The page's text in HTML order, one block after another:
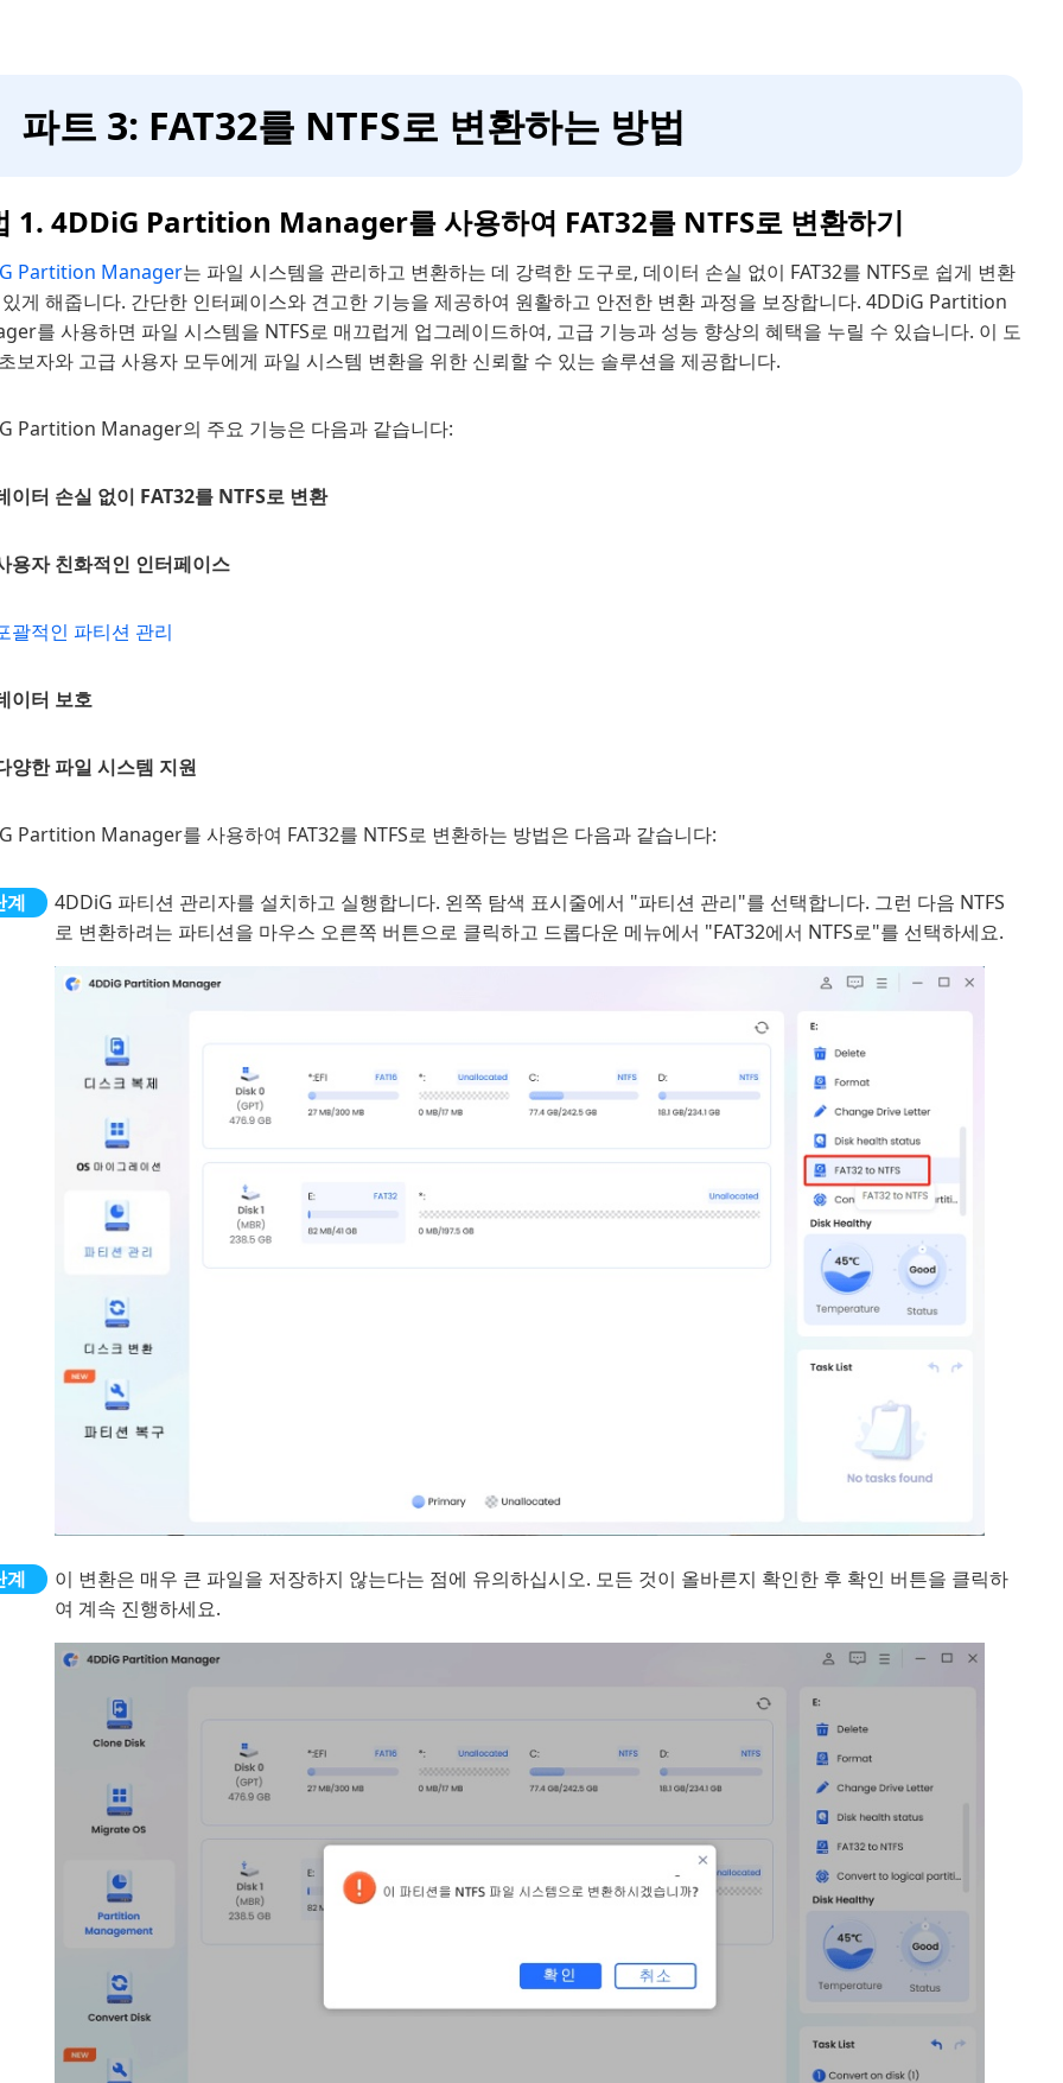
파트 3: FAT32를 NTFS로 변환하는 방법
1. 4DDiG Partition Manager를 사용하여 FAT32를 NTFS로 변환하기
Partition Manager는 파일 시스템을 관리하고 변환하는 데 강력한 도구로, 데이터 손실 없이 FAT32를 NTFS로 쉽게 변환
게 해줍니다. 간단한 인터페이스와 견고한 기능을 제공하여 원활하고 안전한 변환 과정을 보장합니다. 4DDiG Partition
를 사용하면 파일 시스템을 NTFS로 매끄럽게 업그레이드하여, 고급 기능과 성능 향상의 혜택을 누릴 수 있습니다. 이 도
보자와 고급 사용자 모두에게 파일 시스템 변환을 위한 신뢰할 수 있는 솔루션을 제공합니다.
Partition Manager의 주요 기능은 다음과 같습니다:
이터 손실 없이 FAT32를 NTFS로 변환
용자 친화적인 인터페이스
괄적인 파티션 관리
이터 보호
양한 파일 시스템 지원
Partition Manager를 사용하여 FAT32를 NTFS로 변환하는 방법은 다음과 같습니다:
4DDiG 파티션 관리자를 설치하고 실행합니다. 왼쪽 탐색 표시줄에서 "파티션 관리"를 선택합니다. 그런 다음 NTFS
로 변환하려는 파티션을 마우스 오른쪽 버튼으로 클릭하고 드롭다운 메뉴에서 "FAT32에서 NTFS로"를 선택하세요.
이 변환은 매우 큰 파일을 저장하지 않는다는 점에 유의하십시오. 모든 것이 올바른지 확인한 후 확인 버튼을 클릭하
여 계속 진행하세요.